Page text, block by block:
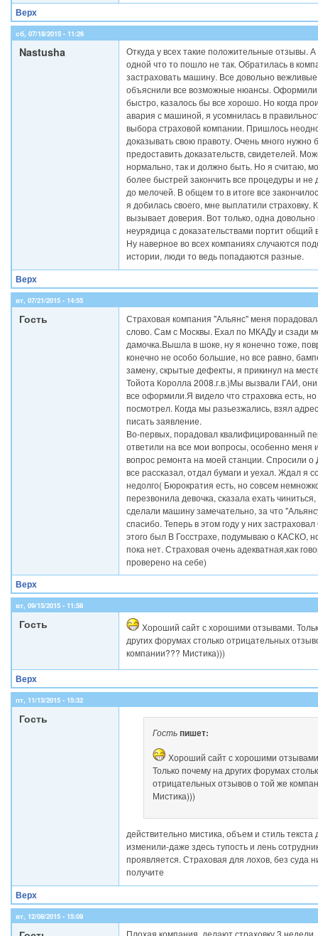
Верх
сб, 07/18/2015 - 11:26
Nastusha
Откуда у всех такие положительные отзывы.
одной что то пошло не так. Обратилась в
застраховать машину. Все довольно
объяснили все возможные нюансы. Оформили
быстро, казалось бы все хорошо. Но когда
авария с машиной, я усомнилась в
выбора страховой компании. Пришлось
доказывать свою правоту. Очень много нужно
предоставить доказательств, свидетелей.
нормально, так и должно быть. Но я считаю,
более быстрей закончить все процедуры и не
до мелочей. В общем то в итоге все
я добилась своего, мне выплатили страховку.
вызывает доверия. Вот только, одна
неурядица с доказательствами портит общий
Ну наверное во всех компаниях случаются
истории, люди то ведь попадаются разные.
Верх
вт, 07/21/2015 - 14:55
Гость
Страховая компания "Альянс" меня
слово. Сам с Москвы. Ехал по МКАДу и сзади
дамочка.Вышла в шоке, ну я конечно тоже,
конечно не особо большие, но все равно,
замену, скрытые дефекты, я прикинул на
Тойота Королла 2008.г.в.)Мы вызвали ГАИ,
все оформили.Я видело что страховка есть, но
посмотрел. Когда мы разьезжались, взял
писать заявление.
Во-первых, порадовал квалифицированный
ответили на все мои вопросы, особенно меня
вопрос ремонта на моей станции. Спросили о
все рассказал, отдал бумаги и уехал. Ждал я
недолго( Бюрократия есть, но совсем
перезвонила девочка, сказала ехать
сделали машину замечательно, за что
спасибо. Теперь в этом году у них
этого был В Госстрахе, подумываю о КАСКО,
пока нет. Страховая очень адекватная,как
проверено на себе)
Верх
вт, 09/15/2015 - 11:58
Гость
Хороший сайт с хорошими отзывами.
других форумах столько отрицательных
компании??? Мистика)))
Верх
пт, 11/13/2015 - 15:32
Гость
Гостьпишет:
Хороший сайт с хорошими
Только почему на других форумах
отрицательных отзывов о той же
Мистика)))
действительно мистика, объем и стиль текста
изменили-даже здесь тупость и лень
проявляется. Страховая для лохов, без суда
получите
Верх
вт, 12/08/2015 - 15:09